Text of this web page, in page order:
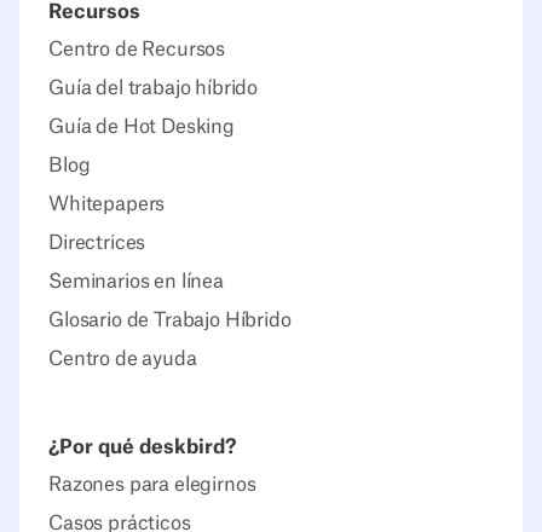
Recursos
Centro de Recursos
Guía del trabajo híbrido
Guía de Hot Desking
Blog
Whitepapers
Directrices
Seminarios en línea
Glosario de Trabajo Híbrido
Centro de ayuda
¿Por qué deskbird?
Razones para elegirnos
Casos prácticos